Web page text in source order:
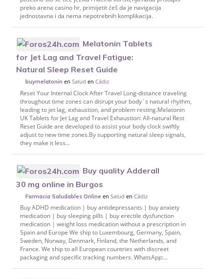
preko arena casino hr, primijetit ćeš da je navigacija
jednostavna i da nema nepotrebnih komplikacija.
Melatonin Tablets
for Jet Lag and Travel Fatigue:
Natural Sleep Reset Guide
buymelatonin enSalud enCádiz
Reset Your Internal Clock After Travel Long-distance traveling
throughout time zones can disrupt your body´s natural rhythm,
leading to jet lag, exhaustion, and problem resting.Melatonin
UK Tablets for Jet Lag and Travel Exhaustion: All-natural Rest
Reset Guide are developed to assist your body clock swiftly
adjust to new time zones.By supporting natural sleep signals,
they make it less...
Buy quality Adderall
30 mg online in Burgos
Farmacia Saludables Online enSalud enCádiz
Buy ADHD medication | buy antidepressants | buy anxiety
medication | buy sleeping pills | buy erectile dysfunction
medication | weight loss medication without a prescription in
Spain and Europe We ship to Luxembourg, Germany, Spain,
Sweden, Norway, Denmark, Finland, the Netherlands, and
France. We ship to all European countries with discreet
packaging and specific tracking numbers. WhatsApp:...